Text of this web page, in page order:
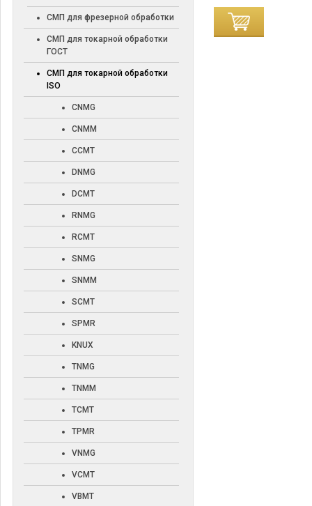
СМП для фрезерной обработки
СМП для токарной обработки
ГОСТ
СМП для токарной обработки
ISO
CNMG
CNMM
CCMT
DNMG
DCMT
RNMG
RCMT
SNMG
SNMM
SCMT
SPMR
KNUX
TNMG
TNMM
TCMT
TPMR
VNMG
VCMT
VBMT